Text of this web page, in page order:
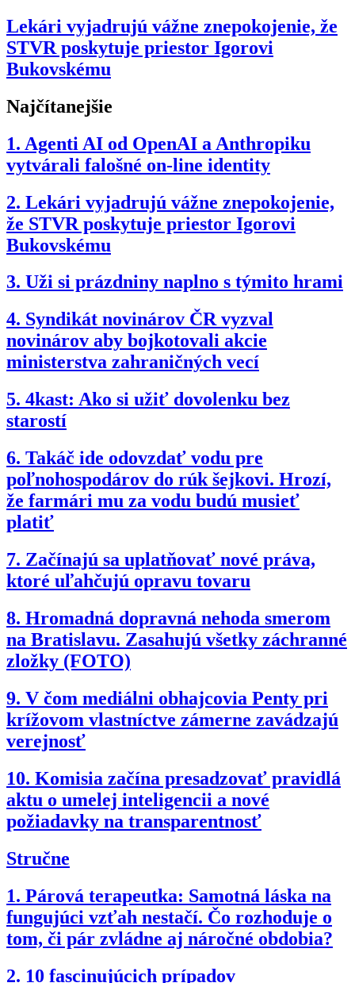
Lekári vyjadrujú vážne znepokojenie, že
STVR poskytuje priestor Igorovi
Bukovskému
Najčítanejšie
1. Agenti AI od OpenAI a Anthropiku
vytvárali falošné on-line identity
2. Lekári vyjadrujú vážne znepokojenie,
že STVR poskytuje priestor Igorovi
Bukovskému
3. Uži si prázdniny naplno s týmito hrami
4. Syndikát novinárov ČR vyzval
novinárov aby bojkotovali akcie
ministerstva zahraničných vecí
5. 4kast: Ako si užiť dovolenku bez
starostí
6. Takáč ide odovzdať vodu pre
poľnohospodárov do rúk šejkovi. Hrozí,
že farmári mu za vodu budú musieť
platiť
7. Začínajú sa uplatňovať nové práva,
ktoré uľahčujú opravu tovaru
8. Hromadná dopravná nehoda smerom
na Bratislavu. Zasahujú všetky záchranné
zložky (FOTO)
9. V čom mediálni obhajcovia Penty pri
krížovom vlastníctve zámerne zavádzajú
verejnosť
10. Komisia začína presadzovať pravidlá
aktu o umelej inteligencii a nové
požiadavky na transparentnosť
Stručne
1. Párová terapeutka: Samotná láska na
fungujúci vzťah nestačí. Čo rozhoduje o
tom, či pár zvládne aj náročné obdobia?
2. 10 fascinujúcich prípadov